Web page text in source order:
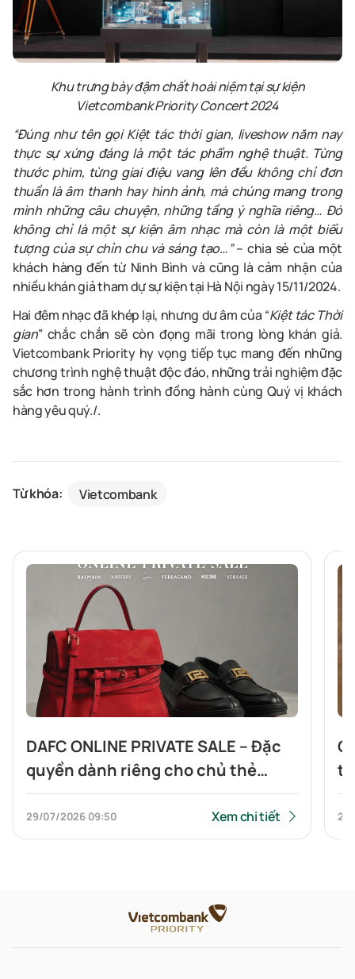
Khu trưng bày đậm chất hoài niệm tại sự kiện
Vietcombank Priority Concert 2024
“Đúng như tên gọi Kiệt tác thời gian, liveshow năm nay
thực sự xứng đáng là một tác phẩm nghệ thuật. Từng
thước phim, từng giai điệu vang lên đều không chỉ đơn
thuần là âm thanh hay hình ảnh, mà chúng mang trong
mình những câu chuyện, những tầng ý nghĩa riêng… Đó
không chỉ là một sự kiện âm nhạc mà còn là một biểu
tượng của sự chỉn chu và sáng tạo…”– chia sẻ của một
khách hàng đến từ Ninh Bình và cũng là cảm nhận của
nhiều khán giả tham dự sự kiện tại Hà Nội ngày 15/11/2024.
Hai đêm nhạc đã khép lại, nhưng dư âm của “Kiệt tác Thời
gian” chắc chắn sẽ còn đọng mãi trong lòng khán giả.
Vietcombank Priority hy vọng tiếp tục mang đến những
chương trình nghệ thuật độc đáo, những trải nghiệm đặc
sắc hơn trong hành trình đồng hành cùng Quý vị khách
hàng yêu quý./.
Từ khóa: Vietcombank
DAFC ONLINE PRIVATE SALE – Đặc
quyền dành riêng cho chủ thẻ
Vietcombank Visa Signature và
Vietcombank Visa Infinite
29/07/2026 09:50 Xem chi tiết